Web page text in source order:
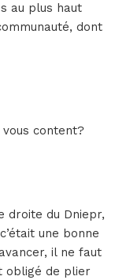
au plus haut
dont
content?
droite du Dniepr,
une bonne
il ne faut
obligé de plier